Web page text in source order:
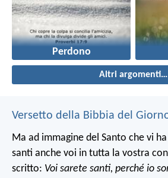
Perdono
Altri argomenti…
Versetto della Bibbia del
Ma ad immagine del Santo che vi
santi anche voi in tutta la vostra
scritto: Voi sarete santi, perché io